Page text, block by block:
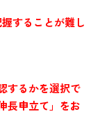
することが難し
するかを選択で
長申立て」をお